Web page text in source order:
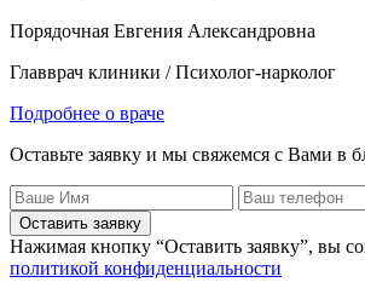
Порядочная Евгения Александровна
Главврач клиники / Психолог-нарколог
Подробнее о враче
Оставьте заявку и мы свяжемся с Вами в
Оставить заявку
Нажимая кнопку “Оставить заявку”, вы
политикой конфиденциальности